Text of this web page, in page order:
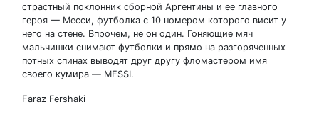
страстный поклонник сборной Аргентины и ее главного
героя — Месси, футболка с 10 номером которого висит у
него на стене. Впрочем, не он один. Гоняющие мяч
мальчишки снимают футболки и прямо на разгоряченных
потных спинах выводят друг другу фломастером имя
своего кумира — MESSI.
Faraz Fershaki